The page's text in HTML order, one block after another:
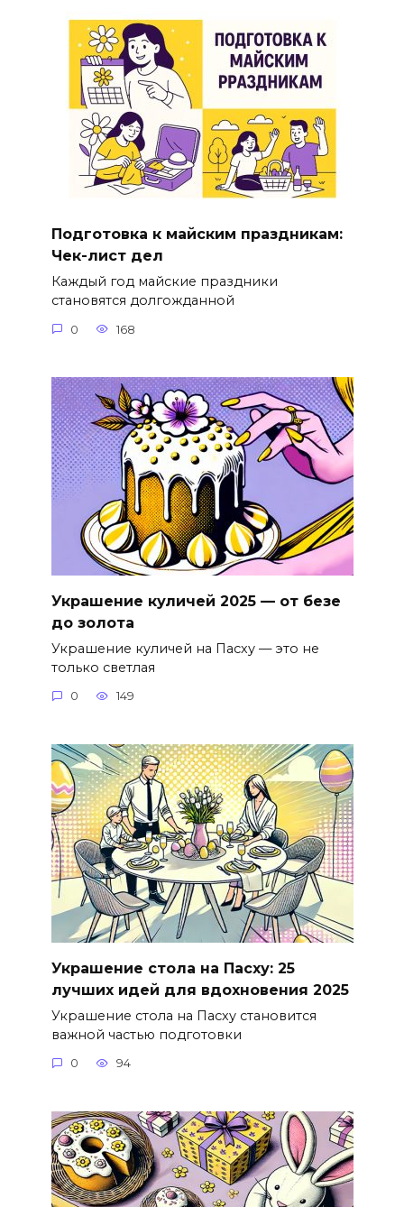
Подготовка к майским праздникам:
Чек-лист дел
Каждый год майские праздники
становятся долгожданной
0 168
Украшение куличей 2025 — от безе
до золота
Украшение куличей на Пасху — это не
только светлая
0 149
Украшение стола на Пасху: 25
лучших идей для вдохновения 2025
Украшение стола на Пасху становится
важной частью подготовки
0 94